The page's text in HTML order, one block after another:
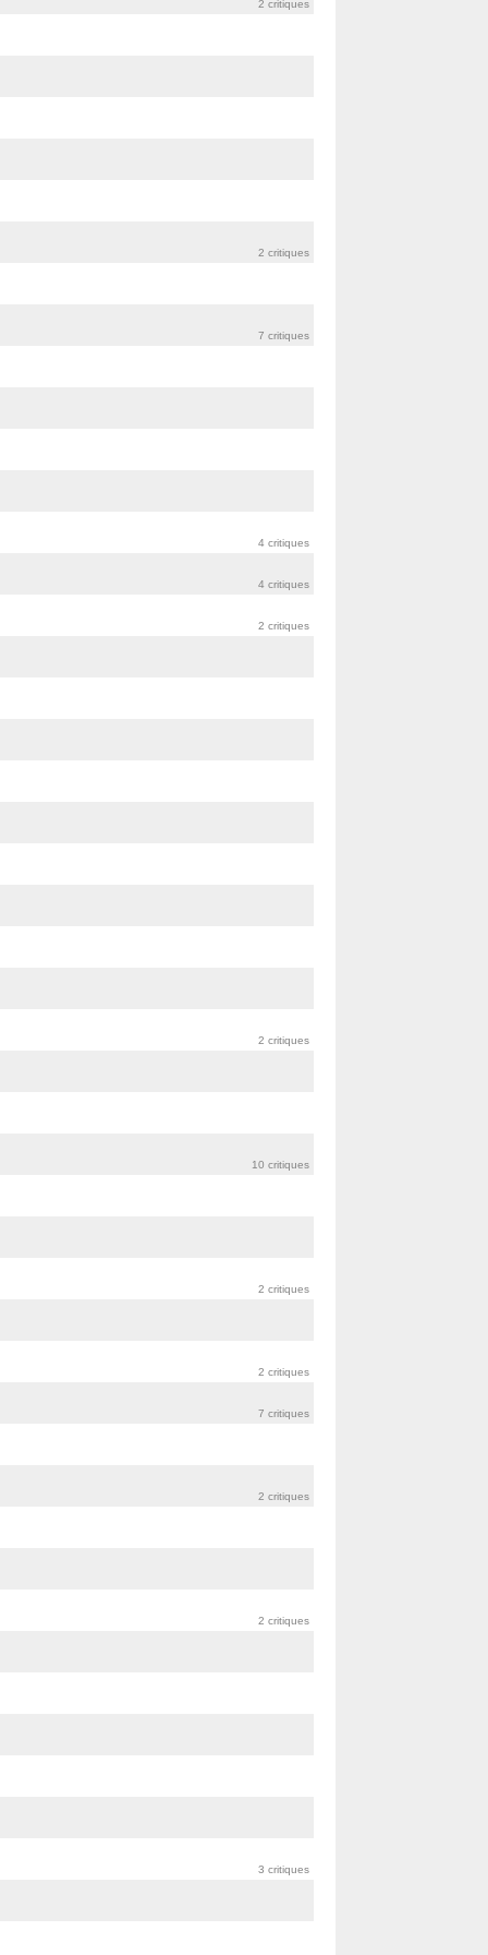
2 critiques
2 critiques
7 critiques
4 critiques
4 critiques
2 critiques
2 critiques
10 critiques
2 critiques
2 critiques
7 critiques
2 critiques
2 critiques
3 critiques